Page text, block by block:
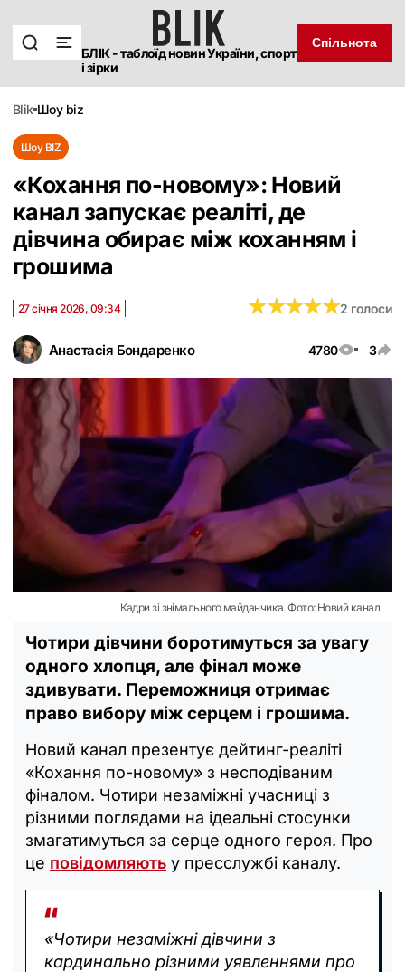
БЛІК - таблоїд новин України, спорт
і зірки
Спільнота
blik шоу biz
Шоу BIZ
«Кохання по-новому»: Новий
канал запускає реаліті, де
дівчина обирає між коханням і
грошима
Анастасія Бондаренко 4780 3
27 січня 2026, 09:34 ★★★★★
★★★★★2 голоси
Кадри зі знімального майданчика. Фото: Новий канал
Чотири дівчини боротимуться за увагу
одного хлопця, але фінал може
здивувати. Переможниця отримає
право вибору між серцем і грошима.
Новий канал презентує дейтинг-реаліті
«Кохання по-новому» з несподіваним
фіналом. Чотири незаміжні учасниці з
різними поглядами на ідеальні стосунки
змагатимуться за серце одного героя. Про
це повідомляють у пресслужбі каналу.
«Чотири незаміжні дівчини з
кардинально різними уявленнями про